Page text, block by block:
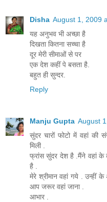
Disha August 1, 2009
यह अनुभव भी अच्छा है
दिखता कितना सच्चा है
दूर मेरी सीमाओं से पर
एक देश कहीं पे बसता है.
बहुत ही सुन्दर.
Reply
Manju Gupta August
सुंदर चारों फोटो में वहां की
मिली .
फ्रांस सुंदर देश है .मैंने वहां के
है .
मेरे श्रीमान वहां गये . उन्हीं
आप जरूर वहां जाना .
आभार .